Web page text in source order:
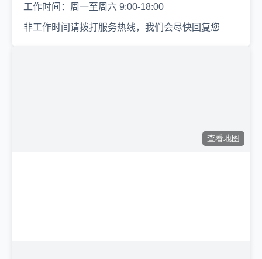
工作时间：周一至周六 9:00-18:00
非工作时间请拨打服务热线，我们会尽快回复您